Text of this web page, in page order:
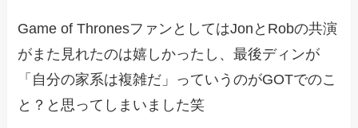
Game of ThronesファンとしてはJonとRobの共演
がまた見れたのは嬉しかったし、最後ディンが
「自分の家系は複雑だ」っていうのがGOTでのこ
と？と思ってしまいました笑